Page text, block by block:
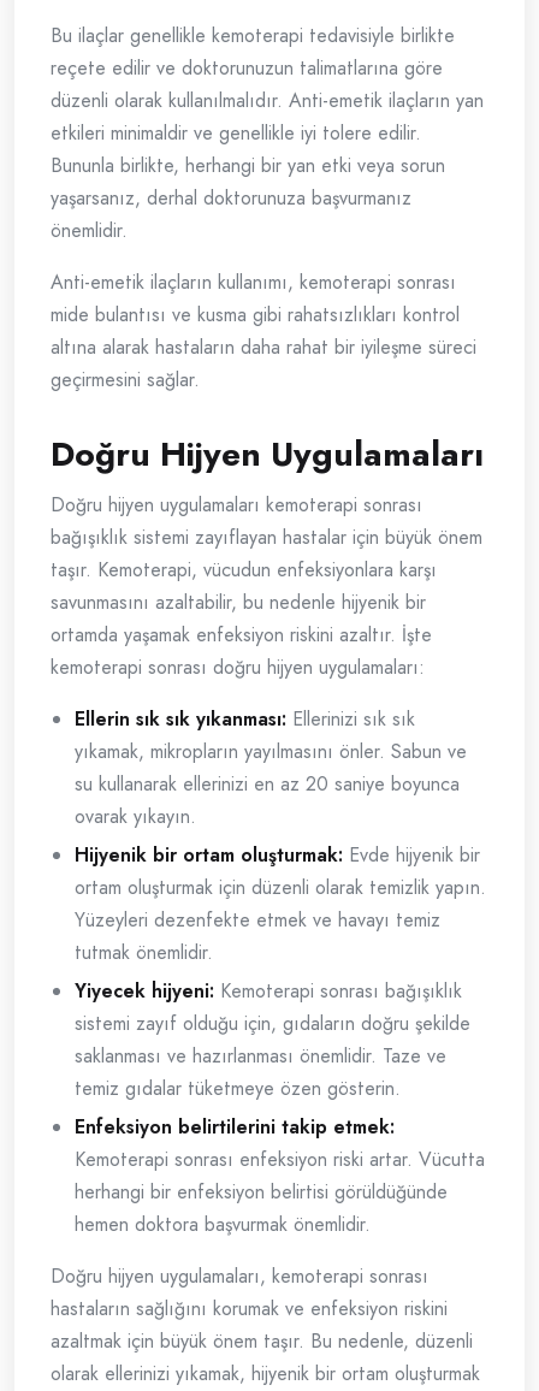
Bu ilaçlar genellikle kemoterapi tedavisiyle birlikte
reçete edilir ve doktorunuzun talimatlarına göre
düzenli olarak kullanılmalıdır. Anti-emetik ilaçların yan
etkileri minimaldir ve genellikle iyi tolere edilir.
Bununla birlikte, herhangi bir yan etki veya sorun
yaşarsanız, derhal doktorunuza başvurmanız
önemlidir.
Anti-emetik ilaçların kullanımı, kemoterapi sonrası
mide bulantısı ve kusma gibi rahatsızlıkları kontrol
altına alarak hastaların daha rahat bir iyileşme süreci
geçirmesini sağlar.
Doğru Hijyen Uygulamaları
Doğru hijyen uygulamaları kemoterapi sonrası
bağışıklık sistemi zayıflayan hastalar için büyük önem
taşır. Kemoterapi, vücudun enfeksiyonlara karşı
savunmasını azaltabilir, bu nedenle hijyenik bir
ortamda yaşamak enfeksiyon riskini azaltır. İşte
kemoterapi sonrası doğru hijyen uygulamaları:
Ellerin sık sık yıkanması: Ellerinizi sık sık
yıkamak, mikropların yayılmasını önler. Sabun ve
su kullanarak ellerinizi en az 20 saniye boyunca
ovarak yıkayın.
Hijyenik bir ortam oluşturmak: Evde hijyenik bir
ortam oluşturmak için düzenli olarak temizlik yapın.
Yüzeyleri dezenfekte etmek ve havayı temiz
tutmak önemlidir.
Yiyecek hijyeni: Kemoterapi sonrası bağışıklık
sistemi zayıf olduğu için, gıdaların doğru şekilde
saklanması ve hazırlanması önemlidir. Taze ve
temiz gıdalar tüketmeye özen gösterin.
Enfeksiyon belirtilerini takip etmek:
Kemoterapi sonrası enfeksiyon riski artar. Vücutta
herhangi bir enfeksiyon belirtisi görüldüğünde
hemen doktora başvurmak önemlidir.
Doğru hijyen uygulamaları, kemoterapi sonrası
hastaların sağlığını korumak ve enfeksiyon riskini
azaltmak için büyük önem taşır. Bu nedenle, düzenli
olarak ellerinizi yıkamak, hijyenik bir ortam oluşturmak